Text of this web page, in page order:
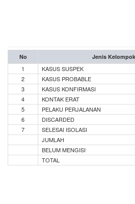
No Jenis Kelompok
1 KASUS SUSPEK
2
KASUS PROBABLE
3
KASUS KONFIRMASI
4
KONTAK ERAT
5
PELAKU PERJALANAN
6
DISCARDED
7
SELESAI ISOLASI
JUMLAH
BELUM MENGISI
TOTAL